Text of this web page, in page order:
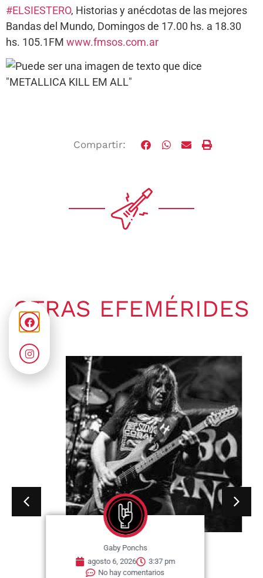
#ELSIESTERO, Historias y anécdotas de las mejores
Bandas del Mundo, Domingos de 17.00 hs. a 18.30
hs. 105.1FM www.fmsos.com.ar
Compartir:
OTRAS EFEMÉRIDES
Gaby Ponchs
agosto 6, 2026
3:37 pm
No hay comentarios